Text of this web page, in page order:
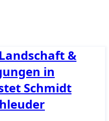
&
in
Schmidt